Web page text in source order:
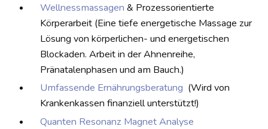
Wellnessmassagen & Prozessorientierte
Körperarbeit (Eine tiefe energetische Massage zur
Lösung von körperlichen- und energetischen
Blockaden. Arbeit in der Ahnenreihe,
Pränatalenphasen und am Bauch.)
Umfassende Ernährungsberatung (Wird von
Krankenkassen finanziell unterstützt!)
Quanten Resonanz Magnet Analyse